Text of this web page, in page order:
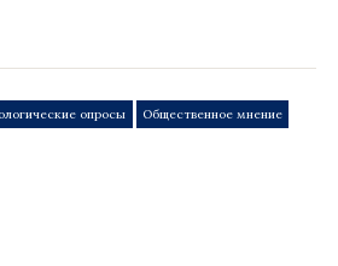
опросы Общественное мнение